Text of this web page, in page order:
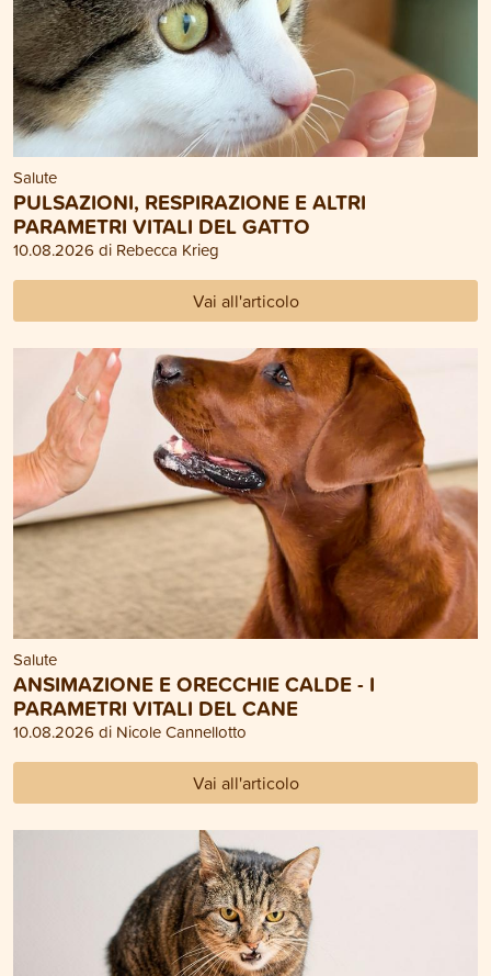
Salute
PULSAZIONI, RESPIRAZIONE E ALTRI
PARAMETRI VITALI DEL GATTO
10.08.2026 di Rebecca Krieg
Vai all'articolo
Salute
ANSIMAZIONE E ORECCHIE CALDE - I
PARAMETRI VITALI DEL CANE
10.08.2026 di Nicole Cannellotto
Vai all'articolo